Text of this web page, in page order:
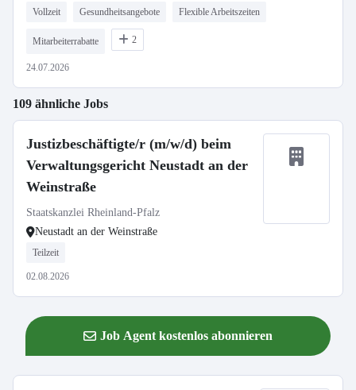
Vollzeit Gesundheitsangebote Flexible Arbeitszeiten
Mitarbeiterrabatte 2
24.07.2026
109 ähnliche Jobs
Justizbeschäftigte/r (m/w/d) beim
Verwaltungsgericht Neustadt an der
Weinstraße
Staatskanzlei Rheinland-Pfalz
Neustadt an der Weinstraße
Teilzeit
02.08.2026
Job Agent kostenlos abonnieren